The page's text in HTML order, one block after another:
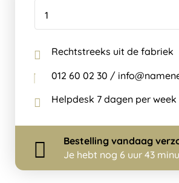
Rechtstreeks uit de fabriek
012 60 02 30 /
Helpdesk 7 dagen per
Bestelling vandaag
Je hebt nog 6 uur 43